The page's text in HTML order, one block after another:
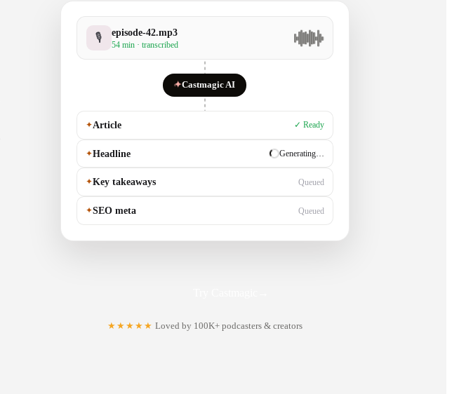
🎙 episode-42.mp3
54 min · transcribed
✦Castmagic AI
✦Article ✓ Ready
✦Headline ✓ Ready
✦Key takeaways Generating…
✦SEO meta Queued
★★★★★ Loved by 100K+ podcasters & creators